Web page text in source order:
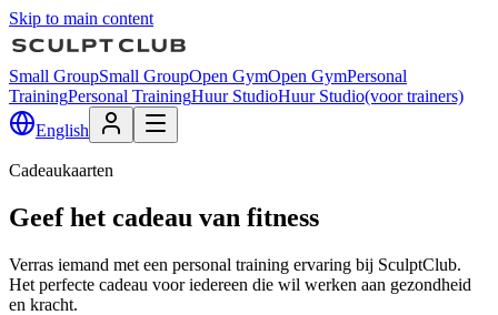
Skip to main content
Small GroupSmall GroupOpen GymOpen GymPersonal
TrainingPersonal TrainingHuur StudioHuur Studio(voor trainers)
English
Cadeaukaarten
Geef het cadeau van fitness
Verras iemand met een personal training ervaring bij SculptClub.
Het perfecte cadeau voor iedereen die wil werken aan gezondheid
en kracht.